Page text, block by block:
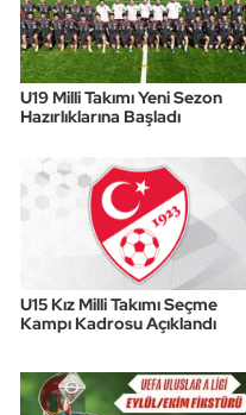
U19 Milli Takımı Yeni Sezon
Hazırlıklarına Başladı
U15 Kız Milli Takımı Seçme
Kampı Kadrosu Açıklandı